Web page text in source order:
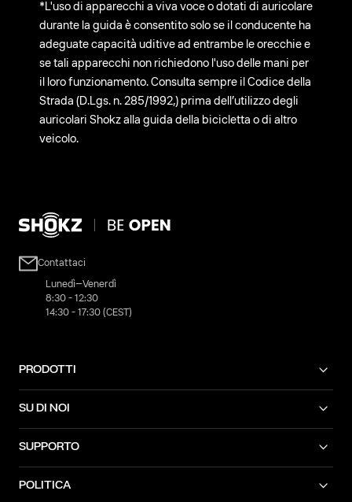
*L'uso di apparecchi a viva voce o dotati di auricolare
durante la guida è consentito solo se il conducente ha
adeguate capacità uditive ad entrambe le orecchie e
se tali apparecchi non richiedono l'uso delle mani per
il loro funzionamento. Consulta sempre il Codice della
Strada (D.Lgs. n. 285/1992,) prima dell’utilizzo degli
auricolari Shokz alla guida della bicicletta o di altro
veicolo.
Contattaci
Lunedì–Venerdì
8:30 - 12:30
14:30 - 17:30 (CEST)
PRODOTTI
SU DI NOI
SUPPORTO
POLITICA